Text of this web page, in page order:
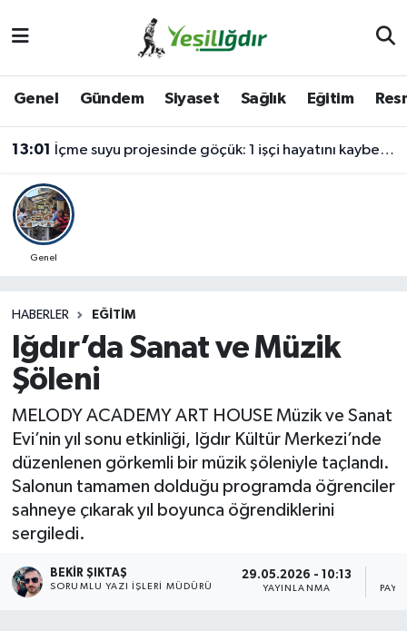
Genel Gündem Siyaset Sağlık Eğitim
13:01 İçme suyu projesinde göçük: 1 işçi hayatını kaybetti, 1'i ağır yaralı
Genel
HABERLER EĞITIM
Iğdır’da Sanat ve Müzik
Şöleni
MELODY ACADEMY ART HOUSE Müzik ve Sanat
Evi’nin yıl sonu etkinliği, Iğdır Kültür Merkezi’nde
düzenlenen görkemli bir müzik şöleniyle taçlandı.
Salonun tamamen dolduğu programda öğrenciler
sahneye çıkarak yıl boyunca öğrendiklerini
sergiledi.
BEKIR ŞIKTAŞ
SORUMLU YAZI İŞLERI MÜDÜRÜ
29.05.2026 - 10:13
YAYINLANMA
İğdir Namaz Vakitleri
Iğdır Trafik Yoğunluk Haritası
Süper Lig Puan Durumu ve Fikstür
Son Dakika Haberleri
Haber Arşivi